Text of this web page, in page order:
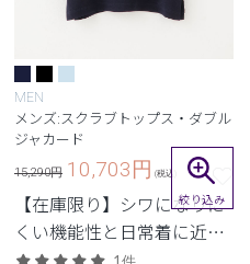
MEN
メンズ:スクラブトップス・ダブル
ジャカード
15,290円 10,703円 (税込)
【在庫限り】シワになりに
くい機能性と日常着に近い
絞り込み